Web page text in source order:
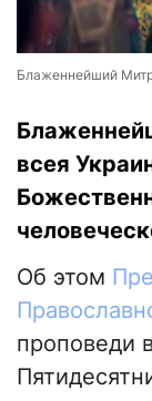
Блаженнейший
всея
Об этом
проповеди